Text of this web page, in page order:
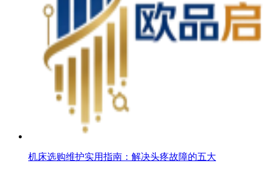
机床选购维护实用指南：解决头疼故障的五大